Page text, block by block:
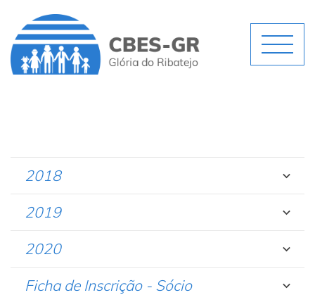
2018
2019
2020
Ficha de Inscrição - Sócio